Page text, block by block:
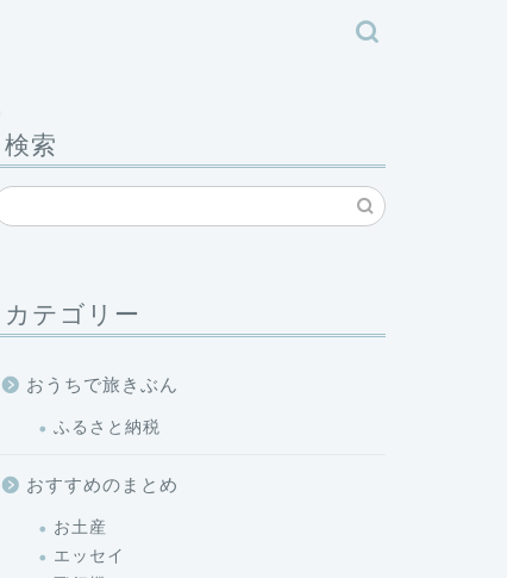
検索
カテゴリー
おうちで旅きぶん
ふるさと納税
おすすめのまとめ
お土産
エッセイ